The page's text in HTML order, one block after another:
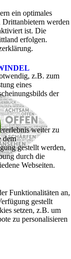
ein optimales
werden
ist. Die
erfolgen.
z.B. zum
eines
der
weiter zu
dem
gestellt werden,
durch die
Webseiten.
Funktionalitäten an,
gestellt
setzen, z.B. um
zu personalisieren